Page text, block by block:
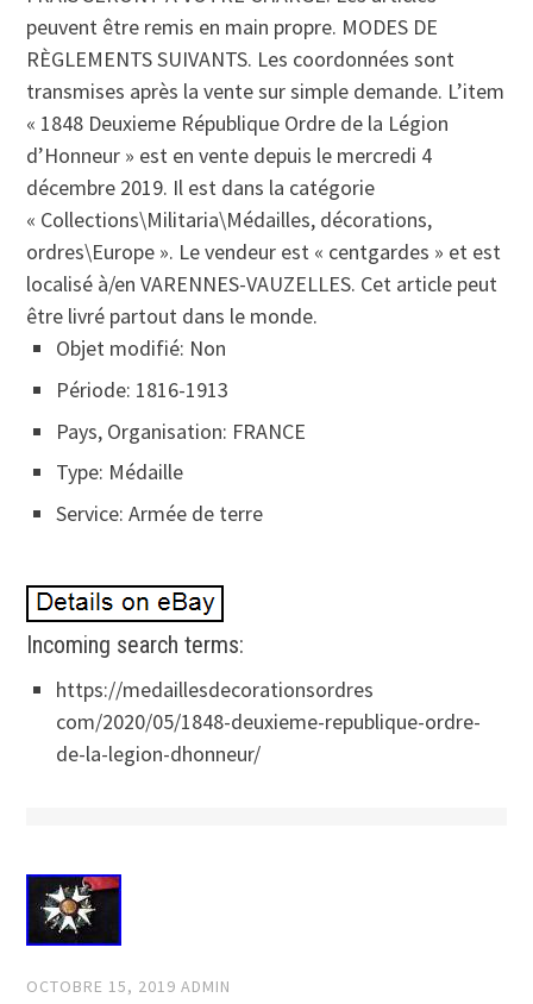
peuvent être remis en main propre. MODES DE
RÈGLEMENTS SUIVANTS. Les coordonnées sont
transmises après la vente sur simple demande. L’item
« 1848 Deuxieme République Ordre de la Légion
d’Honneur » est en vente depuis le mercredi 4
décembre 2019. Il est dans la catégorie
« Collections\Militaria\Médailles, décorations,
ordres\Europe ». Le vendeur est « centgardes » et est
localisé à/en VARENNES-VAUZELLES. Cet article peut
être livré partout dans le monde.
Objet modifié: Non
Période: 1816-1913
Pays, Organisation: FRANCE
Type: Médaille
Service: Armée de terre
Incoming search terms:
https://medaillesdecorationsordres
com/2020/05/1848-deuxieme-republique-ordre-
de-la-legion-dhonneur/
OCTOBRE 15, 2019 ADMIN